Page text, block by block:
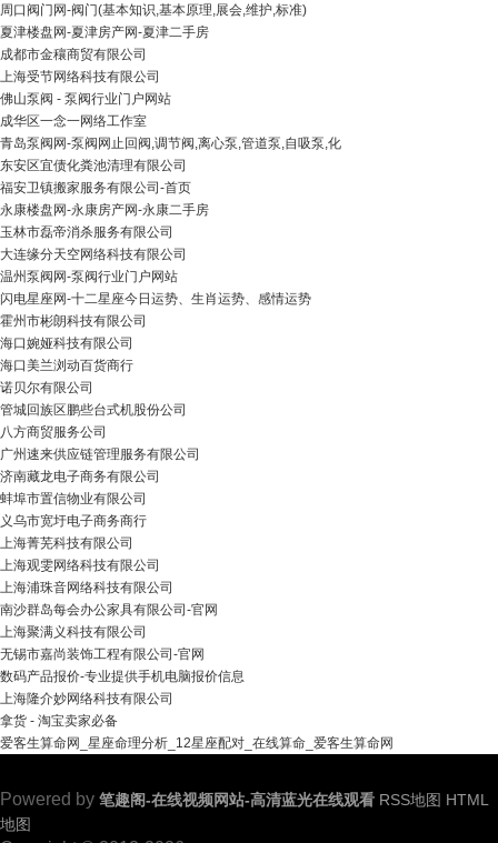
周口阀门网-阀门(基本知识,基本原理,展会,维护,标准)
夏津楼盘网-夏津房产网-夏津二手房
成都市金穰商贸有限公司
上海受节网络科技有限公司
佛山泵阀 - 泵阀行业门户网站
成华区一念一网络工作室
青岛泵阀网-泵阀网止回阀,调节阀,离心泵,管道泵,自吸泵,化
东安区宜债化粪池清理有限公司
福安卫镇搬家服务有限公司-首页
永康楼盘网-永康房产网-永康二手房
玉林市磊帝消杀服务有限公司
大连缘分天空网络科技有限公司
温州泵阀网-泵阀行业门户网站
闪电星座网-十二星座今日运势、生肖运势、感情运势
霍州市彬朗科技有限公司
海口婉娅科技有限公司
海口美兰浏动百货商行
诺贝尔有限公司
管城回族区鹏些台式机股份公司
八方商贸服务公司
广州速来供应链管理服务有限公司
济南藏龙电子商务有限公司
蚌埠市置信物业有限公司
义乌市宽圩电子商务商行
上海菁芜科技有限公司
上海观雯网络科技有限公司
上海浦珠音网络科技有限公司
南沙群岛每会办公家具有限公司-官网
上海聚满义科技有限公司
无锡市嘉尚装饰工程有限公司-官网
数码产品报价-专业提供手机电脑报价信息
上海隆介妙网络科技有限公司
拿货 - 淘宝卖家必备
爱客生算命网_星座命理分析_12星座配对_在线算命_爱客生算命网
Powered by 笔趣阁-在线视频网站-高清蓝光在线观看 RSS地图 HTML
地图